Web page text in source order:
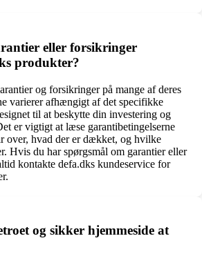
eller forsikringer
produkter?
og forsikringer på mange af deres
varierer afhængigt af det specifikke
til at beskytte din investering og
er vigtigt at læse garantibetingelserne
over, hvad der er dækket, og hvilke
Hvis du har spørgsmål om garantier eller
kontakte defa.dks kundeservice for
og sikker hjemmeside at